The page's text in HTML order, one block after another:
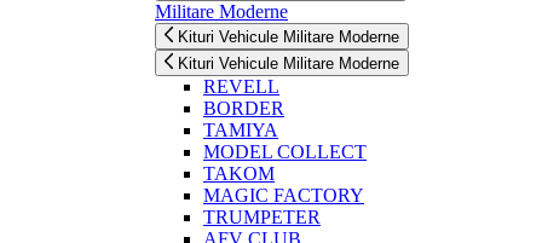
Militare Moderne
Kituri Vehicule Militare Moderne
Kituri Vehicule Militare Moderne
REVELL
BORDER
TAMIYA
MODEL COLLECT
TAKOM
MAGIC FACTORY
TRUMPETER